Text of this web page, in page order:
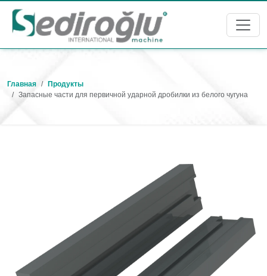
Главная
Продукты
Запасные части для первичной ударной дробилки из белого чугуна